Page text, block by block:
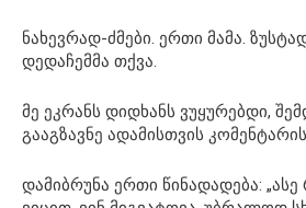
ნახევრად-ძმები. ერთი მამა.
დედაჩემმა თქვა.
მე ეკრანს დიდხანს ვუყურებდი,
გააგზავნე ადამისთვის
დამიბრუნა ერთი წინადადება: